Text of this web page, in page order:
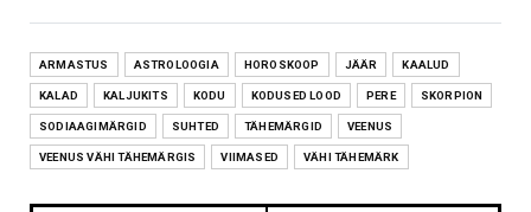
ARMASTUS ASTROLOOGIA HOROSKOOP JÄÄR KAALUD
KALAD KALJUKITS KODU KODUSED LOOD PERE SKORPION
SODIAAGIMÄRGID SUHTED TÄHEMÄRGID VEENUS
VEENUS VÄHI TÄHEMÄRGIS VIIMASED VÄHI TÄHEMÄRK